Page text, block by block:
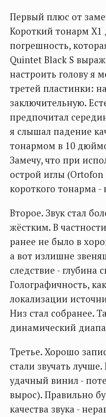
Первый плюс от
Короткий тонарм X1
погрешность,
Quintet Black S
настроить голову я
третей пластинки:
заключительную.
предпочитал
я слышал падение
тонармом в 10
Замечу, что при
острой иглы (Ortofon
короткого тонарма -
Второе. Звук стал
жёстким. В
ранее не было в
а вот излишне
следствие - глубина
Голографичность,
локализации
Низ стал собранее.
динамический
Третье. Хорошо
стали звучать
удачный винил -
вырос). Правильно
качества звука -